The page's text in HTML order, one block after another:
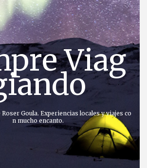
Viag
Goula. Experiencias locales y viajes co
n mucho encanto.